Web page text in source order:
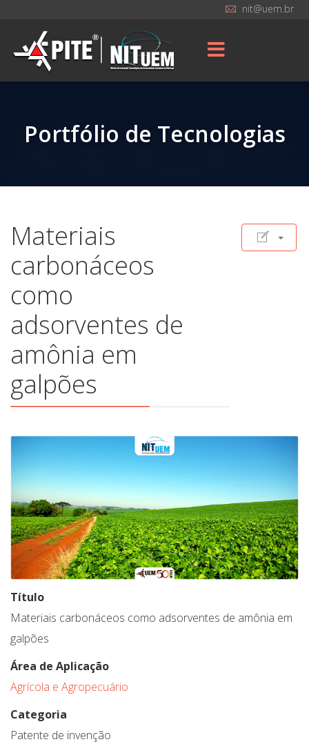
nit@uem.br
Portfólio de Tecnologias
Materiais
carbonáceos
como
adsorventes de
amônia em
galpões
Título
Materiais carbonáceos como adsorventes de amônia em
galpões
Área de Aplicação
Agrícola e Agropecuário
Categoria
Patente de invenção